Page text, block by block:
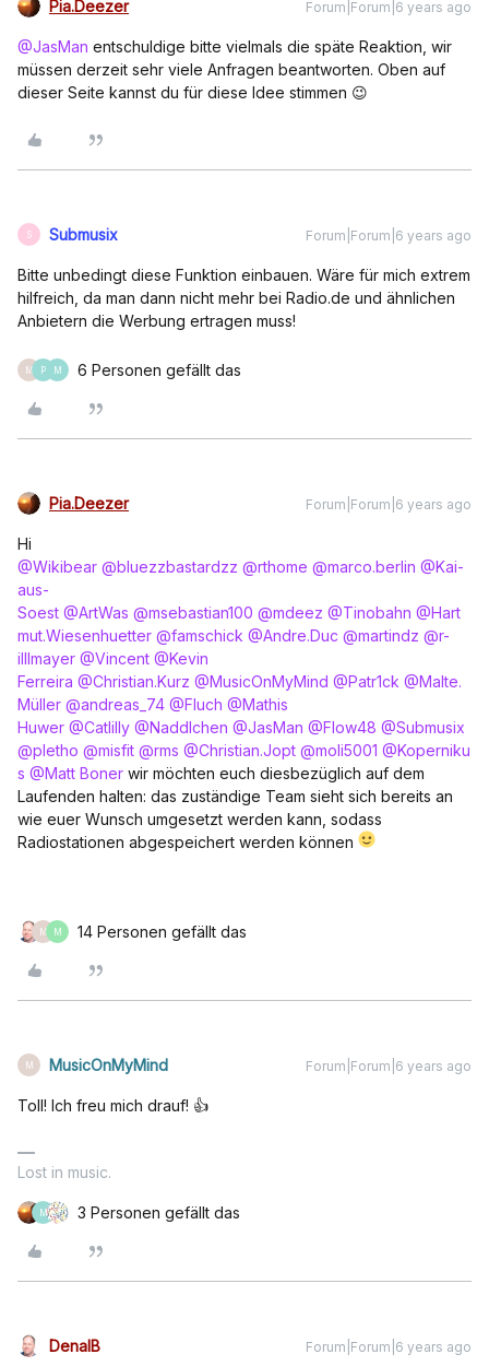
Pia.Deezer Forum|Forum|6 years ago
@JasMan entschuldige bitte vielmals die späte Reaktion, wir
müssen derzeit sehr viele Anfragen beantworten. Oben auf
dieser Seite kannst du für diese Idee stimmen 😉
S Submusix Forum|Forum|6 years ago
Bitte unbedingt diese Funktion einbauen. Wäre für mich extrem
hilfreich, da man dann nicht mehr bei Radio.de und ähnlichen
Anbietern die Werbung ertragen muss!
M P M 6 Personen gefällt das
Pia.Deezer Forum|Forum|6 years ago
Hi
@Wikibear @bluezzbastardzz @rthome @marco.berlin @Kai-
aus-
Soest @ArtWas @msebastian100 @mdeez @Tinobahn @Hart
mut.Wiesenhuetter @famschick @Andre.Duc @martindz @r-
illlmayer @Vincent @Kevin
Ferreira @Christian.Kurz @MusicOnMyMind @Patr1ck @Malte.
Müller @andreas_74 @Fluch @Mathis
Huwer @Catlilly @Naddlchen @JasMan @Flow48 @Submusix
@pletho @misfit @rms @Christian.Jopt @moli5001 @Koperniku
s @Matt Boner wir möchten euch diesbezüglich auf dem
Laufenden halten: das zuständige Team sieht sich bereits an
wie euer Wunsch umgesetzt werden kann, sodass
Radiostationen abgespeichert werden können
M M 14 Personen gefällt das
M MusicOnMyMind Forum|Forum|6 years ago
Toll! Ich freu mich drauf! 👍
Lost in music.
M 3 Personen gefällt das
DenalB Forum|Forum|6 years ago